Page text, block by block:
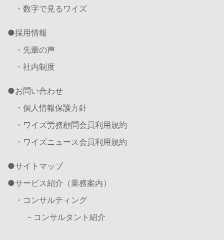
・数字で見るワイズ
採用情報
・先輩の声
・社内制度
お問い合わせ
・個人情報保護方針
・ワイズ労務顧問会員利用規約
・ワイズニュース会員利用規約
サイトマップ
サービス紹介（業務案内）
・コンサルティング
- コンサルタント紹介